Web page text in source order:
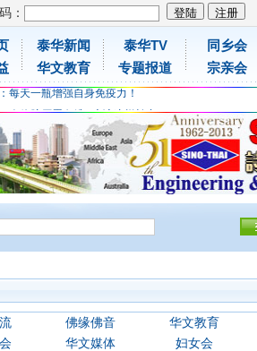
：
泰华新闻
华文教育
泰华TV
专题报道
同乡会
宗亲会
人体胶原蛋白维C应该这样补充
康，免费领取日本原装尤妮佳超立体儿童防飞沫口罩
每天一瓶增强自身免疫力！
人体胶原蛋白维C应该这样补充
康，免费领取日本原装尤妮佳超立体儿童防飞沫口罩
每天一瓶增强自身免疫力！
佛缘佛音 华文教育
华文媒体 妇女会